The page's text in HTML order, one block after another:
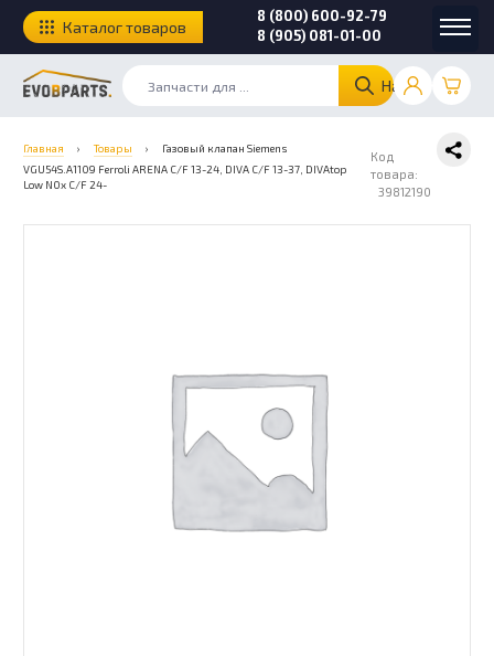
Найти
8 (800) 600-92-79
8 (905) 081-01-00
Каталог товаров
Главная › Товары ›
Газовый клапан Siemens
VGU54S.A1109 Ferroli ARENA C/F 13-24, DIVA C/F 13-37, DIVAtop
Low NOx C/F 24-
Код
товара:
39812190